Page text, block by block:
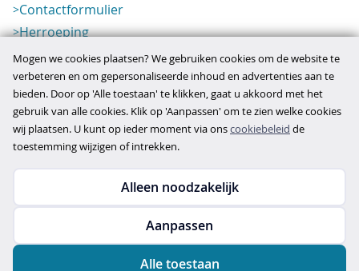
Contactformulier
Herroeping
Over ons
Bedrijfsgegevens
Werkwijze
Overzichten
Verlopen aanbod
Copyright © 2026
privacy- en cookiebeleid
Mogen we cookies plaatsen? We gebruiken cookies om de website te
verbeteren en om gepersonaliseerde inhoud en advertenties aan te
bieden. Door op 'Alle toestaan' te klikken, gaat u akkoord met het
gebruik van alle cookies. Klik op 'Aanpassen' om te zien welke cookies
wij plaatsen. U kunt op ieder moment via onscookiebeleid de
toestemming wijzigen of intrekken.
Alleen noodzakelijk
Aanpassen
Alle toestaan